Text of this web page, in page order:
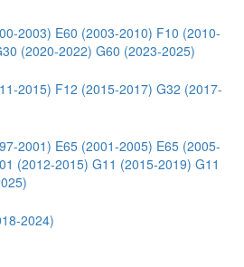
2003) E60 (2003-2010) F10 (2010-
(2020-2022) G60 (2023-2025)
2015) F12 (2015-2017) G32 (2017-
2001) E65 (2001-2005) E65 (2005-
(2012-2015) G11 (2015-2019) G11
2024)